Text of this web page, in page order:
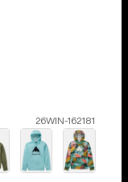
26WIN-162181